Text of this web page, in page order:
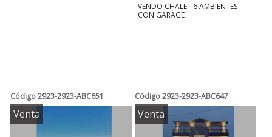
VENDO CHALET 6 AMBIENTES
CON GARAGE
Código2923-2923-ABC651
Venta
Código2923-2923-ABC647
Venta